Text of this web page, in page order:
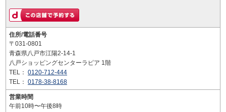
住所/電話番号
〒031-0801
青森県八戸市江陽2-14-1
八戸ショッピングセンターラピア 1階
TEL： 0120-712-444
TEL： 0178-38-8168
営業時間
午前10時〜午後8時